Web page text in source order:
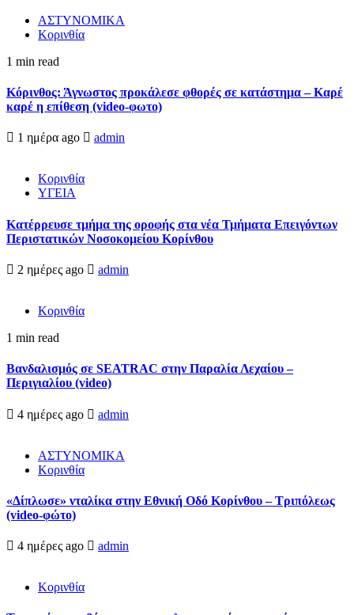
ΑΣΤΥΝΟΜΙΚΑ
Κορινθία
1 min read
Κόρινθος: Άγνωστος προκάλεσε φθορές σε κατάστημα – Καρέ
καρέ η επίθεση (video-φωτο)
1 ημέρα ago admin
Κορινθία
ΥΓΕΙΑ
Kατέρρευσε τμήμα της οροφής στα νέα Τμήματα Επειγόντων
Περιστατικών Νοσοκομείου Κορίνθου
2 ημέρες ago admin
Κορινθία
1 min read
Βανδαλισμός σε SEATRAC στην Παραλία Λεχαίου –
Περιγιαλίου (video)
4 ημέρες ago admin
ΑΣΤΥΝΟΜΙΚΑ
Κορινθία
«Δίπλωσε» νταλίκα στην Εθνική Oδό Κορίνθου – Τριπόλεως
(video-φώτο)
4 ημέρες ago admin
Κορινθία